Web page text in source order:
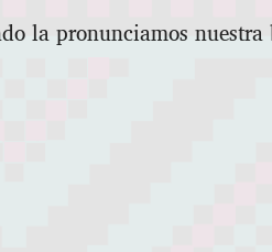
la pronunciamos nuestra